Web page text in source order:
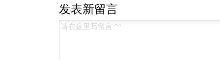
发表新留言